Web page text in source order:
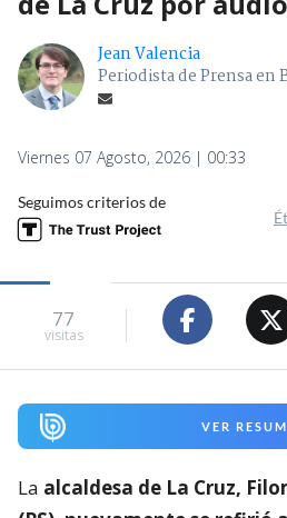
Jean Valencia
Periodista de Prensa en
Viernes 07 Agosto, 2026 | 00:33
Seguimos criterios de
77
visitas
VER
La alcaldesa de La Cruz,